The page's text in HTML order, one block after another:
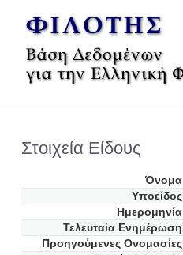
Στοιχεία Είδους
Όνομα
Υποείδος
Ημερομηνία
Τελευταία Ενημέρωση
Προηγούμενες Oνομασίες